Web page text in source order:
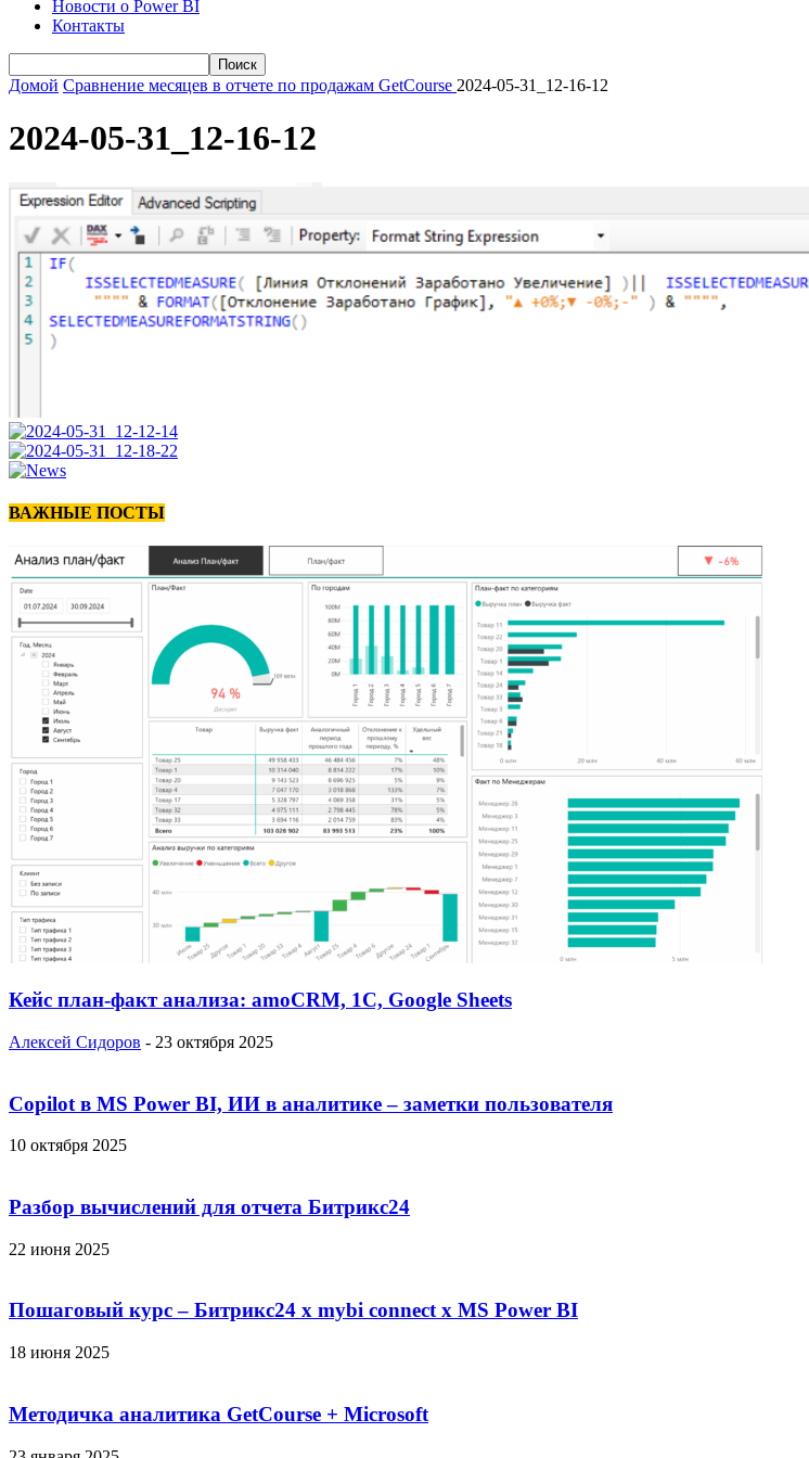
Новости о Power BI
Контакты
Домой Сравнение месяцев в отчете по продажам GetCourse 2024-05-31_12-16-12
2024-05-31_12-16-12
ВАЖНЫЕ ПОСТЫ
Кейс план-факт анализа: amoCRM, 1C, Google Sheets
Алексей Сидоров - 23 октября 2025
Copilot в MS Power BI, ИИ в аналитике – заметки пользователя
10 октября 2025
Разбор вычислений для отчета Битрикс24
22 июня 2025
Пошаговый курс – Битрикс24 х mybi connect х MS Power BI
18 июня 2025
Методичка аналитика GetCourse + Microsoft